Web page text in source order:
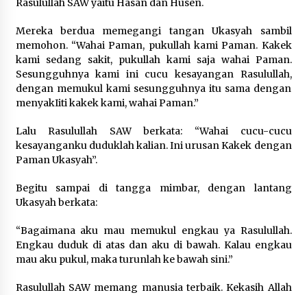
Rasulullah SAW yaitu Hasan dan Husen.
Mereka berdua memegangi tangan Ukasyah sambil
memohon. “Wahai Paman, pukullah kami Paman. Kakek
kami sedang sakit, pukullah kami saja wahai Paman.
Sesungguhnya kami ini cucu kesayangan Rasulullah,
dengan memukul kami sesungguhnya itu sama dengan
menyakIiti kakek kami, wahai Paman.”
Lalu Rasulullah SAW berkata: “Wahai cucu-cucu
kesayanganku duduklah kalian. Ini urusan Kakek dengan
Paman Ukasyah”.
Begitu sampai di tangga mimbar, dengan lantang
Ukasyah berkata:
“Bagaimana aku mau memukul engkau ya Rasulullah.
Engkau duduk di atas dan aku di bawah. Kalau engkau
mau aku pukul, maka turunlah ke bawah sini.”
Rasulullah SAW memang manusia terbaik. Kekasih Allah